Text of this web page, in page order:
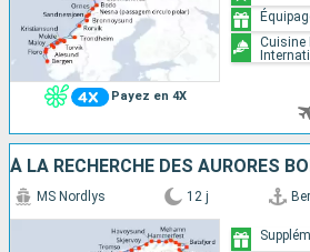
Payez en 4X
Cuisine
MS Nordlys 12 j